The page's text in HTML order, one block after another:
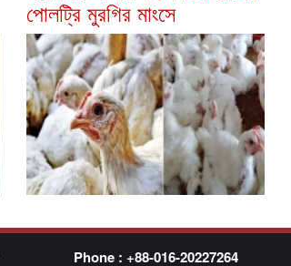
পোলট্রি মুরগির মাংসে
Phone : +88-016-20227264